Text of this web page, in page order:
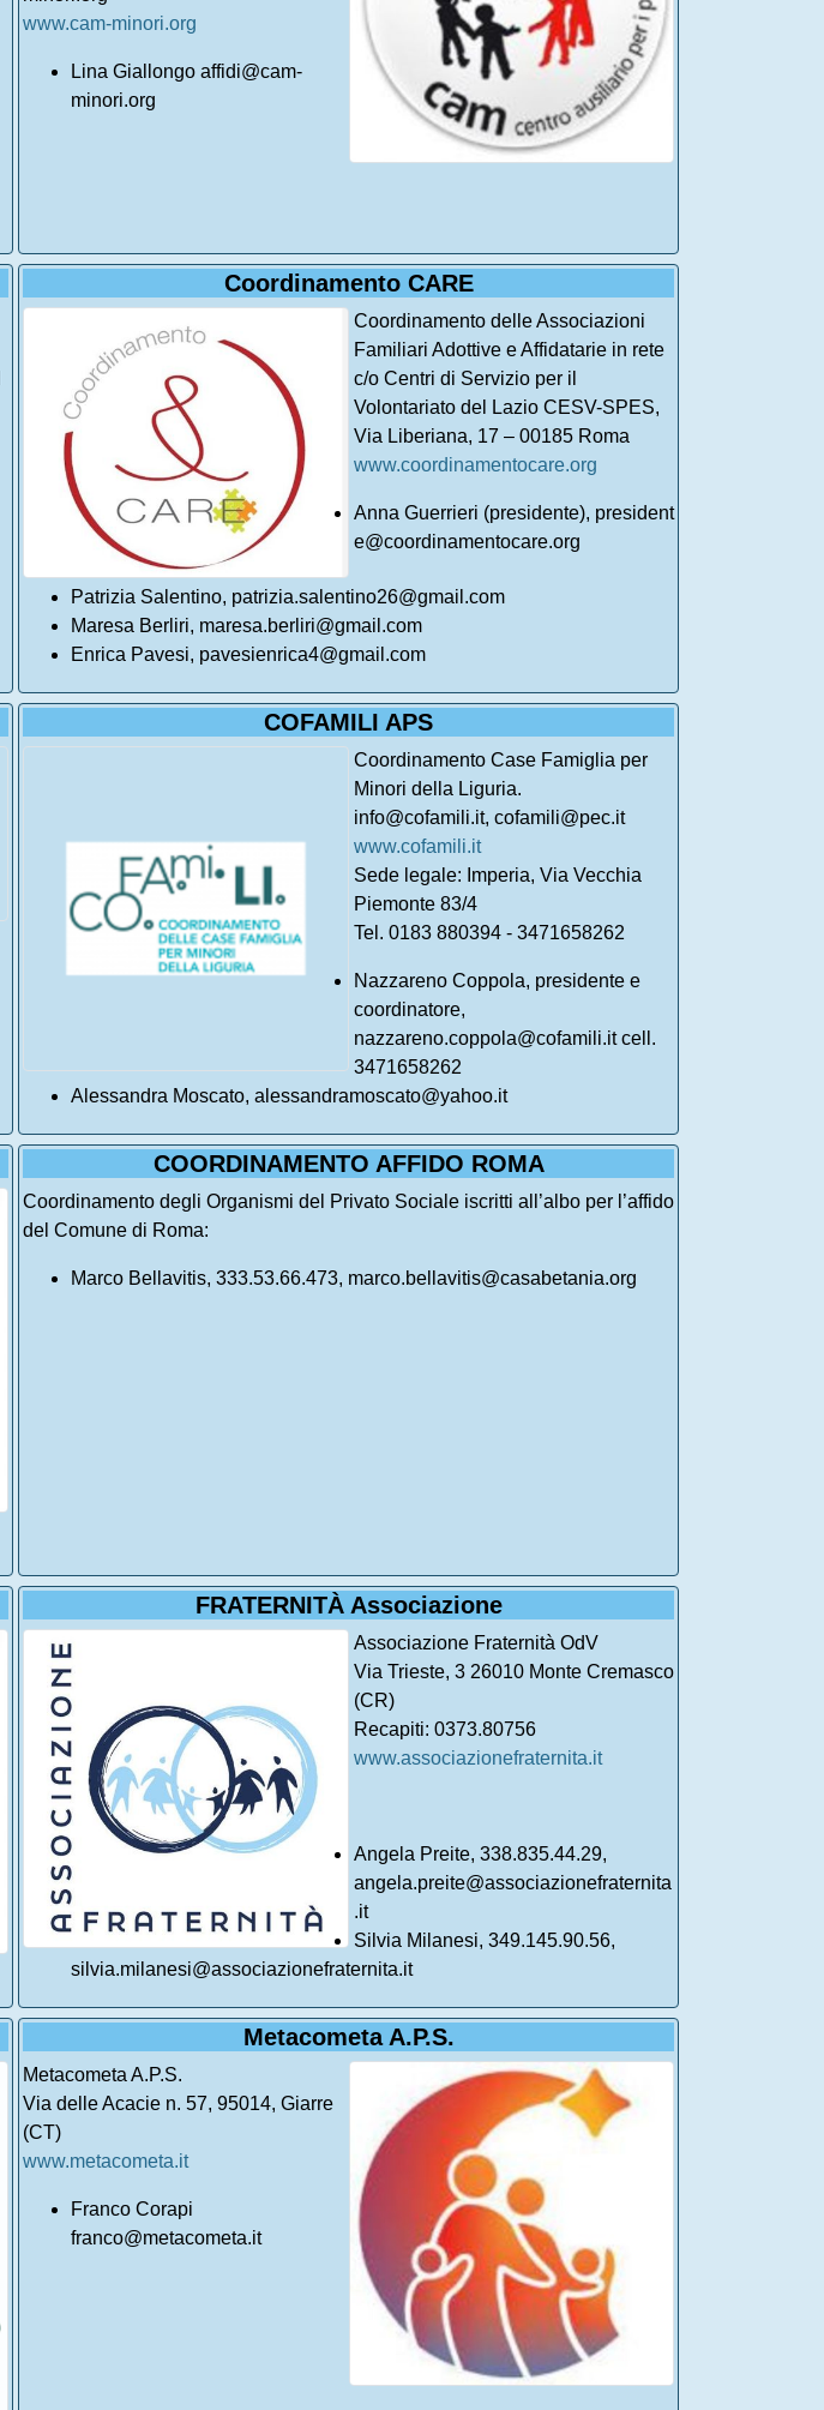
www.cam-minori.org
Lina Giallongo affidi@cam-
minori.org
Coordinamento CARE
Coordinamento delle Associazioni
Familiari Adottive e Affidatarie in rete
c/o Centri di Servizio per il
Volontariato del Lazio CESV-SPES,
Via Liberiana, 17 – 00185 Roma
www.coordinamentocare.org
Anna Guerrieri (presidente), president
e@coordinamentocare.org
Patrizia Salentino, patrizia.salentino26@gmail.com
Maresa Berliri, maresa.berliri@gmail.com
Enrica Pavesi, pavesienrica4@gmail.com
COFAMILI APS
Coordinamento Case Famiglia per
Minori della Liguria.
info@cofamili.it, cofamili@pec.it
www.cofamili.it
Sede legale: Imperia, Via Vecchia
Piemonte 83/4
Tel. 0183 880394 - 3471658262
Nazzareno Coppola, presidente e
coordinatore,
nazzareno.coppola@cofamili.it cell.
3471658262
Alessandra Moscato, alessandramoscato@yahoo.it
COORDINAMENTO AFFIDO ROMA
Coordinamento degli Organismi del Privato Sociale iscritti all’albo per l’affido
del Comune di Roma:
Marco Bellavitis, 333.53.66.473, marco.bellavitis@casabetania.org
FRATERNITÀ Associazione
Associazione Fraternità OdV
Via Trieste, 3 26010 Monte Cremasco
(CR)
Recapiti: 0373.80756
www.associazionefraternita.it
Angela Preite, 338.835.44.29,
angela.preite@associazionefraternita
.it
Silvia Milanesi, 349.145.90.56,
silvia.milanesi@associazionefraternita.it
Metacometa A.P.S.
Metacometa A.P.S.
Via delle Acacie n. 57, 95014, Giarre
(CT)
www.metacometa.it
Franco Corapi
franco@metacometa.it